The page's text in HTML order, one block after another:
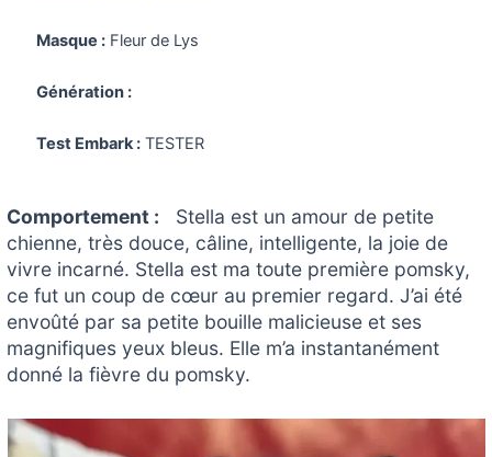
Masque :Fleur de Lys
Génération :
Test Embark :TESTER
Comportement : Stella est un amour de petite
chienne, très douce, câline, intelligente, la joie de
vivre incarné. Stella est ma toute première pomsky,
ce fut un coup de cœur au premier regard. J’ai été
envoûté par sa petite bouille malicieuse et ses
magnifiques yeux bleus. Elle m’a instantanément
donné la fièvre du pomsky.